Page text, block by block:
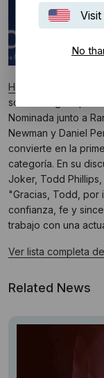
No
Hildur Guðnadóttir
sonora original por
Nominada junto a
Newman y Daniel
convierte en la
categoría. En su
Joker, Todd
"Gracias, Todd, por
confianza, fe y
trabajo con una
Ver lista completa
Related News